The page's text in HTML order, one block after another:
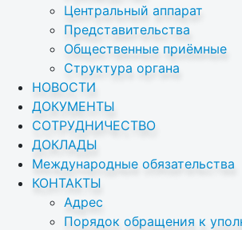
Центральный аппарат
Представительства
Общественные приёмные
Структура органа
НОВОСТИ
ДОКУМЕНТЫ
СОТРУДНИЧЕСТВО
ДОКЛАДЫ
Международные обязательства
КОНТАКТЫ
Адрес
Порядок обращения к